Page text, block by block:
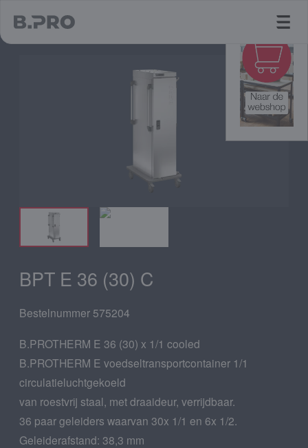
BPT E 36 (30) C
Bestelnummer 575204
B.PROTHERM E 36 (30) x 1/1 cooled
B.PROTHERM E voedseltransportcontainer 1/1
circulatieluchtgekoeld
van roestvrij staal, met draaideur, verrijdbaar.
36 paar geleiders waarvan 30x 1/1 en 6x 1/2.
Geleiderafstand: 38,3 mm